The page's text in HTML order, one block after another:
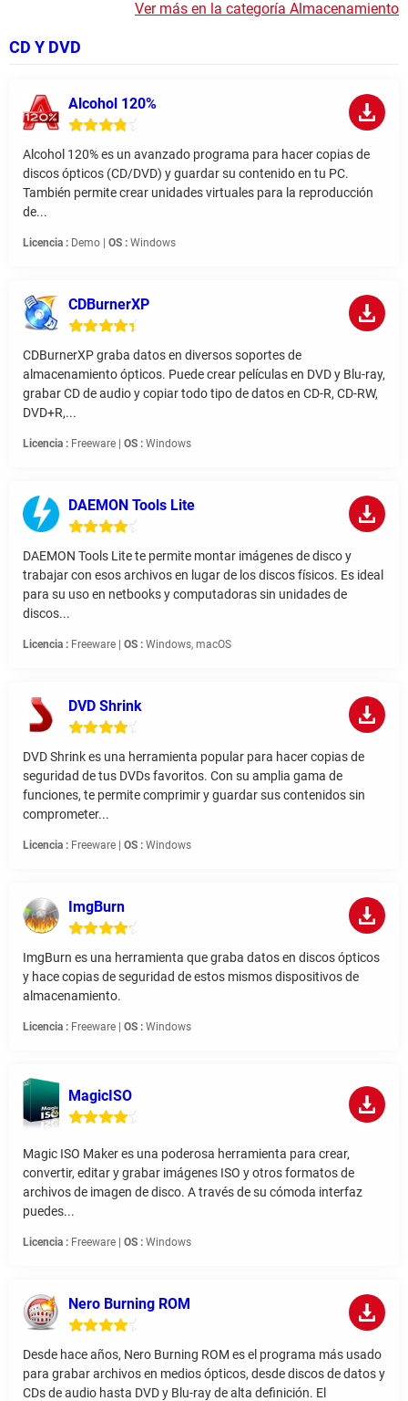
Ver más en la categoría Almacenamiento
CD Y DVD
Alcohol 120%
Alcohol 120% es un avanzado programa para hacer copias de
discos ópticos (CD/DVD) y guardar su contenido en tu PC.
También permite crear unidades virtuales para la reproducción
de...
Licencia : Demo | OS : Windows
CDBurnerXP
CDBurnerXP graba datos en diversos soportes de
almacenamiento ópticos. Puede crear películas en DVD y Blu-ray,
grabar CD de audio y copiar todo tipo de datos en CD-R, CD-RW,
DVD+R,...
Licencia : Freeware | OS : Windows
DAEMON Tools Lite
DAEMON Tools Lite te permite montar imágenes de disco y
trabajar con esos archivos en lugar de los discos físicos. Es ideal
para su uso en netbooks y computadoras sin unidades de
discos...
Licencia : Freeware | OS : Windows, macOS
DVD Shrink
DVD Shrink es una herramienta popular para hacer copias de
seguridad de tus DVDs favoritos. Con su amplia gama de
funciones, te permite comprimir y guardar sus contenidos sin
comprometer...
Licencia : Freeware | OS : Windows
ImgBurn
ImgBurn es una herramienta que graba datos en discos ópticos
y hace copias de seguridad de estos mismos dispositivos de
almacenamiento.
Licencia : Freeware | OS : Windows
MagicISO
Magic ISO Maker es una poderosa herramienta para crear,
convertir, editar y grabar imágenes ISO y otros formatos de
archivos de imagen de disco. A través de su cómoda interfaz
puedes...
Licencia : Freeware | OS : Windows
Nero Burning ROM
Desde hace años, Nero Burning ROM es el programa más usado
para grabar archivos en medios ópticos, desde discos de datos y
CDs de audio hasta DVD y Blu-ray de alta definición. El